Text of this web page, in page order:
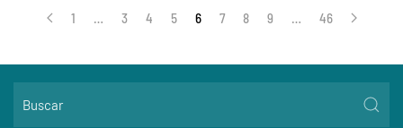
1 … 3 4 5 6 7 8 9 … 46